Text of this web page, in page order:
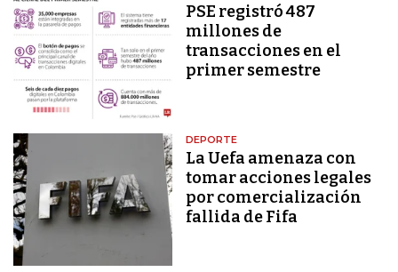
PSE registró 487
millones de
transacciones en el
primer semestre
DEPORTE
La Uefa amenaza con
tomar acciones legales
por comercialización
fallida de Fifa